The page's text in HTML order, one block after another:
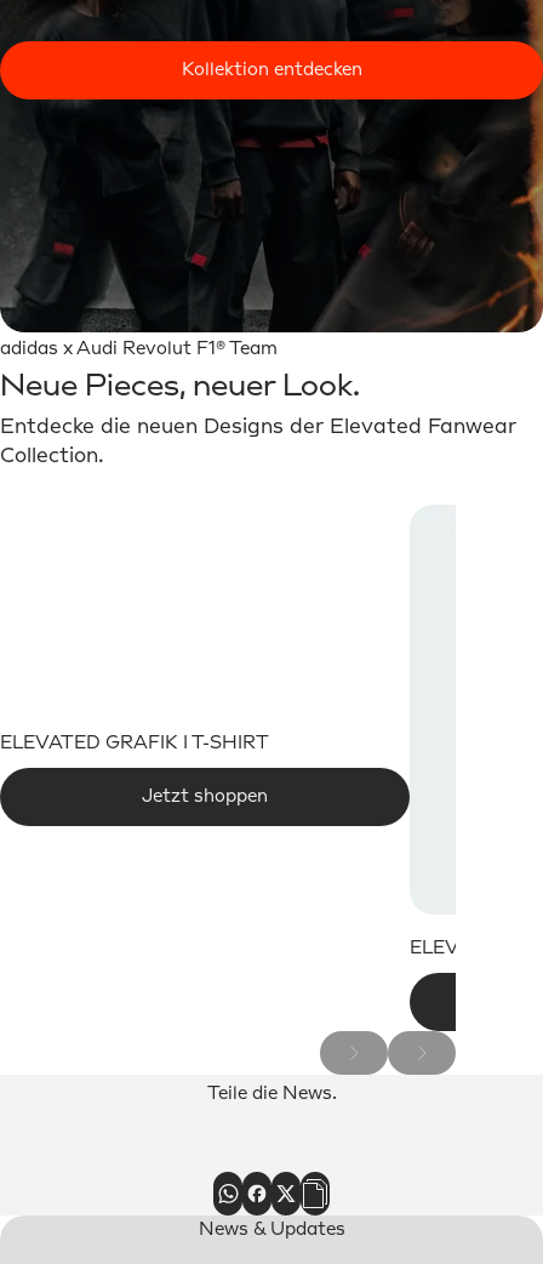
Kollektion entdecken
adidas x Audi Revolut F1® Team
Neue Pieces, neuer Look.
Entdecke die neuen Designs der Elevated Fanwear
Collection.
ELEVATED GRAFIK I T-SHIRT
Jetzt shoppen
ELEVATED
Teile die News.
News & Updates